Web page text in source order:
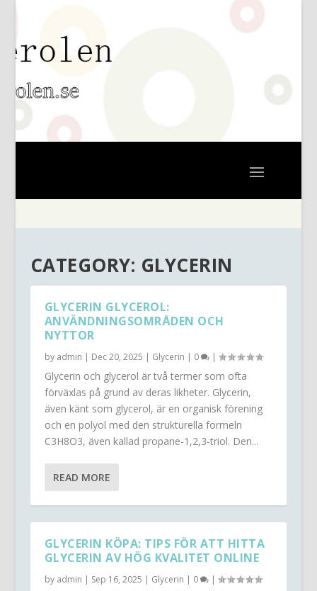
CATEGORY: GLYCERIN
GLYCERIN GLYCEROL:
ANVÄNDNINGSOMRÅDEN OCH
NYTTOR
by admin | Dec 20, 2025 | Glycerin | 0 |
Glycerin och glycerol är två termer som ofta
förväxlas på grund av deras likheter. Glycerin,
även känt som glycerol, är en organisk förening
och en polyol med den strukturella formeln
C3H8O3, även kallad propane-1,2,3-triol. Den...
READ MORE
GLYCERIN KÖPA: TIPS FÖR ATT HITTA
GLYCERIN AV HÖG KVALITET ONLINE
by admin | Sep 16, 2025 | Glycerin | 0 |